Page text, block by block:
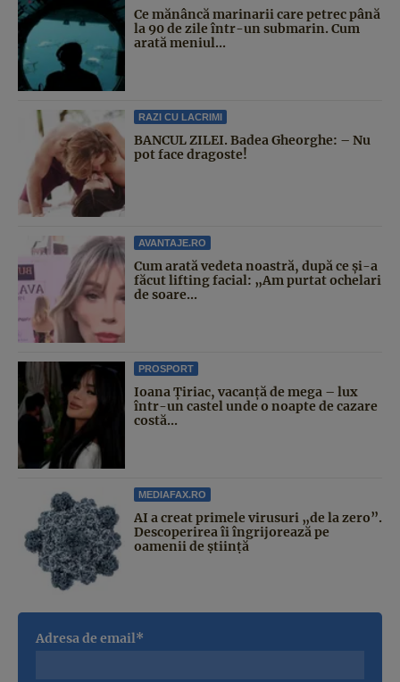
Ce mănâncă marinarii care petrec până
la 90 de zile într-un submarin. Cum
arată meniul...
RAZI CU LACRIMI
BANCUL ZILEI. Badea Gheorghe: – Nu
pot face dragoste!
AVANTAJE.RO
Cum arată vedeta noastră, după ce și-a
făcut lifting facial: „Am purtat ochelari
de soare...
PROSPORT
Ioana Țiriac, vacanță de mega – lux
într-un castel unde o noapte de cazare
costă...
MEDIAFAX.RO
AI a creat primele virusuri „de la zero”.
Descoperirea îi îngrijorează pe
oamenii de știință
Adresa de email*